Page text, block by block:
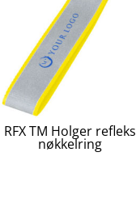
RFX TM Holger refleks
nøkkelring